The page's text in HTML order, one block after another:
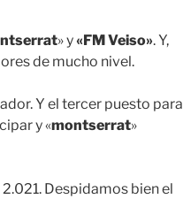
» y «FM Veiso». Y,
de mucho nivel.
Y el tercer puesto para
y «montserrat»
Despidamos bien el